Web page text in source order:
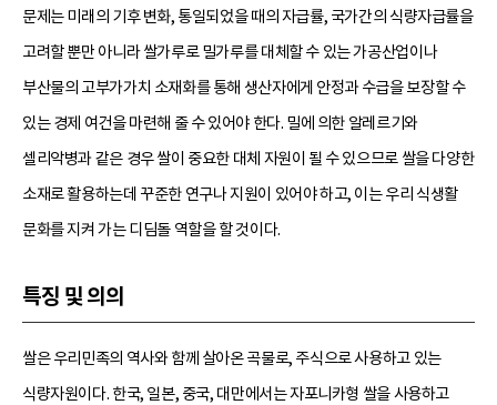
문제는 미래의 기후 변화, 통일되었을 때의 자급률, 국가간의 식량자급률을
고려할 뿐만 아니라 쌀가루로 밀가루를 대체할 수 있는 가공산업이나
부산물의 고부가가치 소재화를 통해 생산자에게 안정과 수급을 보장할 수
있는 경제 여건을 마련해 줄 수 있어야 한다. 밀에 의한 알레르기와
셀리악병과 같은 경우 쌀이 중요한 대체 자원이 될 수 있으므로 쌀을 다양한
소재로 활용하는데 꾸준한 연구나 지원이 있어야 하고, 이는 우리 식생활
문화를 지켜 가는 디딤돌 역할을 할 것이다.
특징 및 의의
쌀은 우리민족의 역사와 함께 살아온 곡물로, 주식으로 사용하고 있는
식량자원이다. 한국, 일본, 중국, 대만에서는 자포니카형 쌀을 사용하고